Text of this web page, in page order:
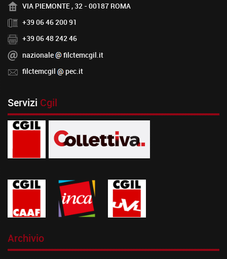
VIA PIEMONTE , 32 - 00187 ROMA
+39 06 46 200 91
+39 06 48 242 46
nazionale
filctemcgil.it
filctemcgil
pec.it
ServiziCgil
Archivio